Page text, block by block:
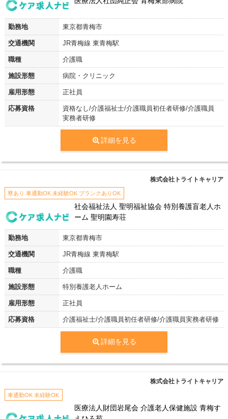
勤務地 東京都青梅市
交通機関 JR青梅線 東青梅駅
職種 介護職
施設形態 病院・クリニック
雇用形態 正社員
応募資格
資格なし/介護福祉士/介護職員初任者研修/介護職員
実務者研修
詳細を見る
株式会社トライトキャリア
寮あり 車通勤OK 未経験OK ブランクありOK
社会福祉法人 聖明福祉協会 特別養護盲老人ホ
ーム 聖明園寿荘
勤務地 東京都青梅市
交通機関 JR青梅線 東青梅駅
職種 介護職
施設形態 特別養護老人ホーム
雇用形態 正社員
応募資格 介護福祉士/介護職員初任者研修/介護職員実務者研修
詳細を見る
株式会社トライトキャリア
車通勤OK 未経験OK
医療法人財団岩尾会 介護老人保健施設 青梅す